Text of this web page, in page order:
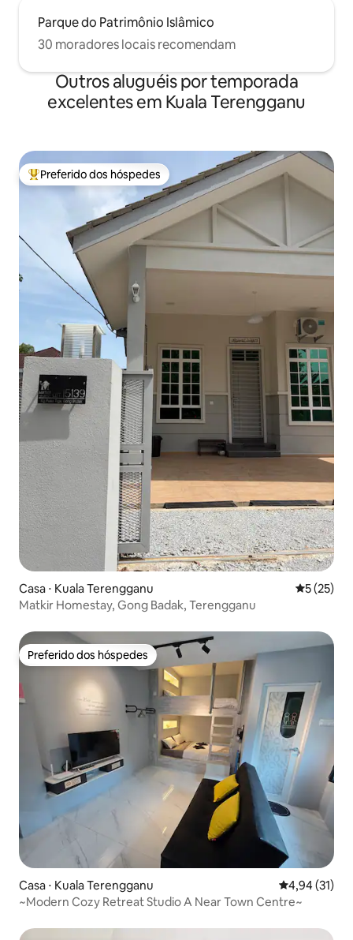
Parque do Patrimônio Islâmico
30 moradores locais recomendam
Outros aluguéis por temporada
excelentes em Kuala Terengganu
Entre os melhores preferidos dos hóspedes
Preferido dos hóspedes
Casa ⋅ Kuala Terengganu 5 de uma
5 (25)
Matkir Homestay, Gong Badak, Terengganu
Preferido dos hóspedes
Preferido dos hóspedes
Casa ⋅ Kuala Terengganu 4,94 de uma
4,94 (31)
~Modern Cozy Retreat Studio A Near Town Centre~